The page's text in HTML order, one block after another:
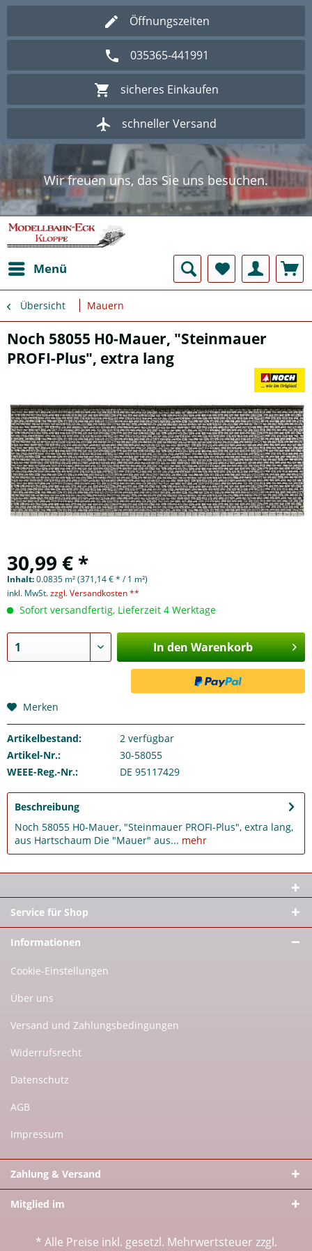
Öffnungszeiten
035365-441991
sicheres Einkaufen
schneller Versand
Wir freuen uns, das Sie uns besuchen.
Herzlich Willkommen im Onlineshop
Modellbahn - Eck Kloppe.
Wir freuen uns, das Sie uns besuchen.
Herzlich Willkommen im Onlineshop
Modellbahn - Eck Kloppe.
Menü
Übersicht Mauern
Noch 58055 H0-Mauer, "Steinmauer
PROFI-Plus", extra lang
30,99 € *
Inhalt:0.0835 m² (371,14 € * / 1 m²)
inkl. MwSt.zzgl. Versandkosten **
Sofort versandfertig, Lieferzeit 4 Werktage
In den Warenkorb
Merken
Artikelbestand: 2verfügbar
Artikel-Nr.:
30-58055
WEEE-Reg.-Nr.:
DE 95117429
Beschreibung
Noch 58055 H0-Mauer, "Steinmauer PROFI-Plus", extra lang,
aus Hartschaum Die "Mauer" aus... mehr
Service für Shop
Informationen
Cookie-Einstellungen
Über uns
Versand und Zahlungsbedingungen
Widerrufsrecht
Datenschutz
AGB
Impressum
Zahlung & Versand
Mitglied im
* Alle Preise inkl. gesetzl. Mehrwertsteuer zzgl.